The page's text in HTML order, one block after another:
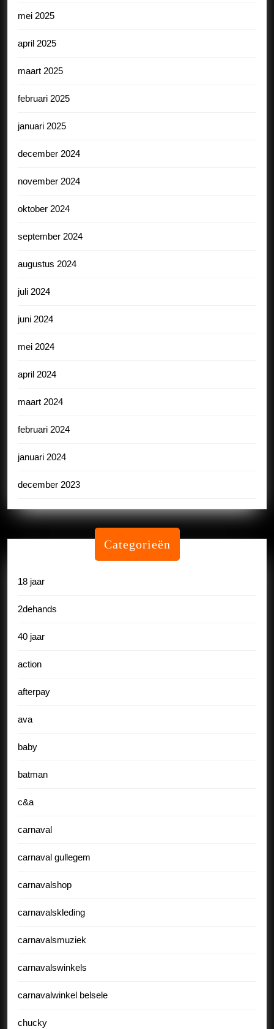
mei 2025
april 2025
maart 2025
februari 2025
januari 2025
december 2024
november 2024
oktober 2024
september 2024
augustus 2024
juli 2024
juni 2024
mei 2024
april 2024
maart 2024
februari 2024
januari 2024
december 2023
Categorieën
18 jaar
2dehands
40 jaar
action
afterpay
ava
baby
batman
c&a
carnaval
carnaval gullegem
carnavalshop
carnavalskleding
carnavalsmuziek
carnavalswinkels
carnavalwinkel belsele
chucky